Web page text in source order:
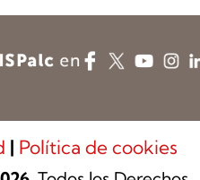
| Política de cookies